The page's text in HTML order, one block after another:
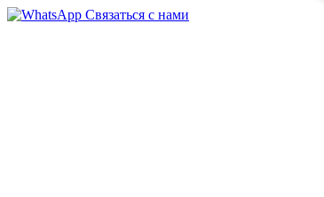
Связаться с нами